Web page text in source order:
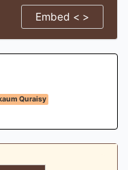
Embed < >
Quraisy